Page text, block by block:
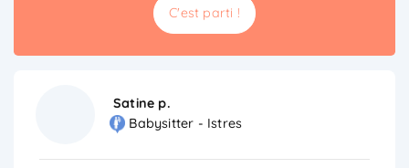
C'est parti !
Satine p.
Babysitter - Istres